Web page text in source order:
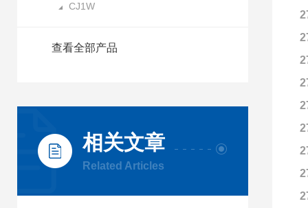
CJ1W
查看全部产品
相关文章
Related Articles